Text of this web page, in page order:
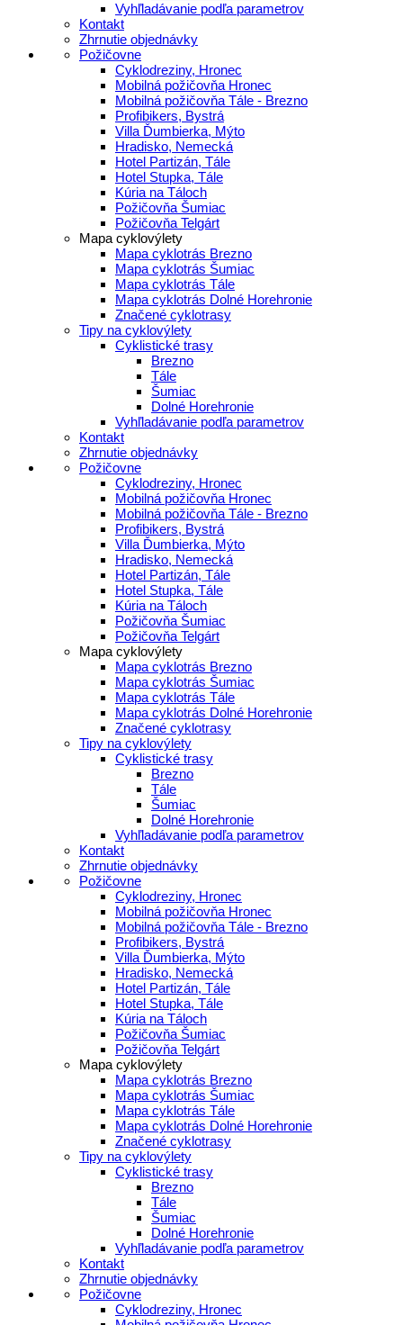
Vyhľladávanie podľa parametrov
Kontakt
Zhrnutie objednávky
Požičovne
Cyklodreziny, Hronec
Mobilná požičovňa Hronec
Mobilná požičovňa Tále - Brezno
Profibikers, Bystrá
Villa Ďumbierka, Mýto
Hradisko, Nemecká
Hotel Partizán, Tále
Hotel Stupka, Tále
Kúria na Táloch
Požičovňa Šumiac
Požičovňa Telgárt
Mapa cyklovýlety
Mapa cyklotrás Brezno
Mapa cyklotrás Šumiac
Mapa cyklotrás Tále
Mapa cyklotrás Dolné Horehronie
Značené cyklotrasy
Tipy na cyklovýlety
Cyklistické trasy
Brezno
Tále
Šumiac
Dolné Horehronie
Vyhľladávanie podľa parametrov
Kontakt
Zhrnutie objednávky
Požičovne
Cyklodreziny, Hronec
Mobilná požičovňa Hronec
Mobilná požičovňa Tále - Brezno
Profibikers, Bystrá
Villa Ďumbierka, Mýto
Hradisko, Nemecká
Hotel Partizán, Tále
Hotel Stupka, Tále
Kúria na Táloch
Požičovňa Šumiac
Požičovňa Telgárt
Mapa cyklovýlety
Mapa cyklotrás Brezno
Mapa cyklotrás Šumiac
Mapa cyklotrás Tále
Mapa cyklotrás Dolné Horehronie
Značené cyklotrasy
Tipy na cyklovýlety
Cyklistické trasy
Brezno
Tále
Šumiac
Dolné Horehronie
Vyhľladávanie podľa parametrov
Kontakt
Zhrnutie objednávky
Požičovne
Cyklodreziny, Hronec
Mobilná požičovňa Hronec
Mobilná požičovňa Tále - Brezno
Profibikers, Bystrá
Villa Ďumbierka, Mýto
Hradisko, Nemecká
Hotel Partizán, Tále
Hotel Stupka, Tále
Kúria na Táloch
Požičovňa Šumiac
Požičovňa Telgárt
Mapa cyklovýlety
Mapa cyklotrás Brezno
Mapa cyklotrás Šumiac
Mapa cyklotrás Tále
Mapa cyklotrás Dolné Horehronie
Značené cyklotrasy
Tipy na cyklovýlety
Cyklistické trasy
Brezno
Tále
Šumiac
Dolné Horehronie
Vyhľladávanie podľa parametrov
Kontakt
Zhrnutie objednávky
Požičovne
Cyklodreziny, Hronec